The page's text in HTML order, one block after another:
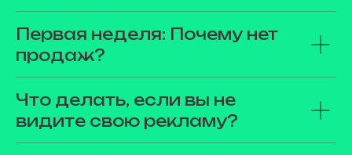
Первая неделя: Почему нет
продаж?
Что делать, если вы не
видите свою рекламу?